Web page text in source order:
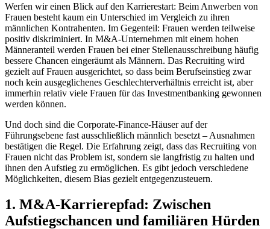
Werfen wir einen Blick auf den Karrierestart: Beim Anwerben von
Frauen besteht kaum ein Unterschied im Vergleich zu ihren
männlichen Kontrahenten. Im Gegenteil: Frauen werden teilweise
positiv diskriminiert. In M&A-Unternehmen mit einem hohen
Männeranteil werden Frauen bei einer Stellenausschreibung häufig
bessere Chancen eingeräumt als Männern. Das Recruiting wird
gezielt auf Frauen ausgerichtet, so dass beim Berufseinstieg zwar
noch kein ausgeglichenes Geschlechterverhältnis erreicht ist, aber
immerhin relativ viele Frauen für das Investmentbanking gewonnen
werden können.
Und doch sind die Corporate-Finance-Häuser auf der
Führungsebene fast ausschließlich männlich besetzt – Ausnahmen
bestätigen die Regel. Die Erfahrung zeigt, dass das Recruiting von
Frauen nicht das Problem ist, sondern sie langfristig zu halten und
ihnen den Aufstieg zu ermöglichen. Es gibt jedoch verschiedene
Möglichkeiten, diesem Bias gezielt entgegenzusteuern.
1. M&A-Karrierepfad: Zwischen
Aufstiegschancen und familiären Hürden